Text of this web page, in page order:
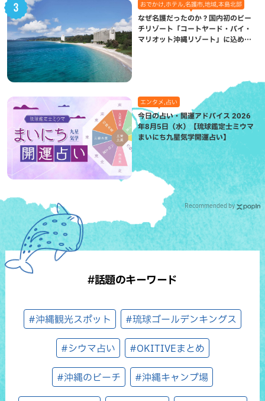
おでかけ,ホテル,名護市,地域,本島北部
なぜ名護だったのか？国内初のビー
チリゾート「コートヤード・バイ・
マリオット沖縄リゾート」に込めら
エンタメ,占い
今日の占い・開運アドバイス 2026
年8月5日（水）【琉球鑑定士ミウマ
まいにち九星気学開運占い】
Recommended by
#話題のキーワード
#沖縄観光スポット #琉球ゴールデンキングス
#シウマ占い #OKITIVEまとめ
#沖縄のビーチ #沖縄キャンプ場